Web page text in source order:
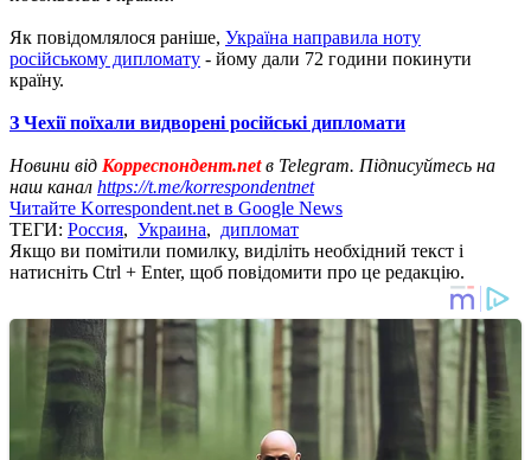
Як повідомлялося раніше, Україна направила ноту
російському дипломату - йому дали 72 години покинути
країну.
З Чехії поїхали видворені російські дипломати
Новини від Корреспондент.netв Telegram. Підписуйтесь на
наш канал https://t.me/korrespondentnet
Читайте Korrespondent.net в Google News
ТЕГИ: Россия, Украина, дипломат
Якщо ви помітили помилку, виділіть необхідний текст і
натисніть Ctrl + Enter, щоб повідомити про це редакцію.